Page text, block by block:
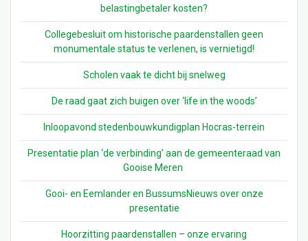
belastingbetaler kosten?
Collegebesluit om historische paardenstallen geen
monumentale status te verlenen, is vernietigd!
Scholen vaak te dicht bij snelweg
De raad gaat zich buigen over ‘life in the woods’
Inloopavond stedenbouwkundigplan Hocras-terrein
Presentatie plan ‘de verbinding’ aan de gemeenteraad van
Gooise Meren
Gooi- en Eemlander en BussumsNieuws over onze
presentatie
Hoorzitting paardenstallen – onze ervaring